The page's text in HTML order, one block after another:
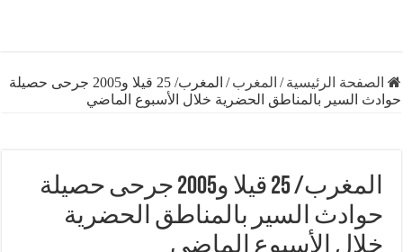
الرئيسية /المغرب/
المغرب/ 25 قيلا و2005 جرحى حصيلة
السير بالمناطق الحضرية خلال الأسبوع الماضي
المغرب/ 25 قيلا و2005 جرحى حصيلة
السير بالمناطق الحضرية
الأسبوع الماضي